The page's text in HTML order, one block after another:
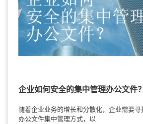
企业如何安全的集中管理办公文件？
随着企业业务的增长和分散化，企业需要
办公文件集中管理方式，以